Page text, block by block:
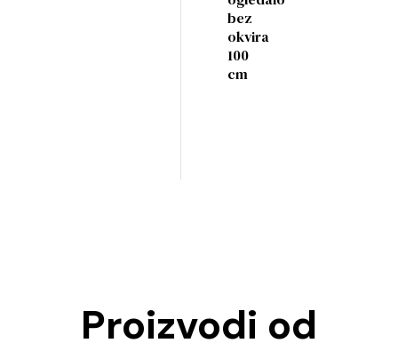
bez
okvira
100
cm
Proizvodi od